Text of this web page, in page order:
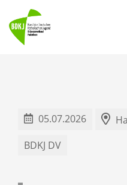
05.07.2026
BDKJ DV